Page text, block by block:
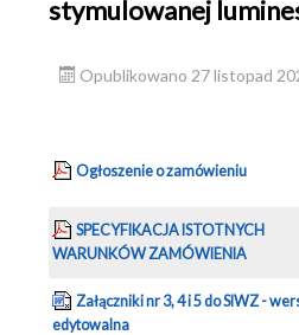
stymulowanej
Opublikowano 27 listopad
Ogłoszenie o zamówieniu
SPECYFIKACJA ISTOTNYCH
WARUNKÓW ZAMÓWIENIA
Załączniki nr 3, 4 i 5 do SIWZ -
edytowalna